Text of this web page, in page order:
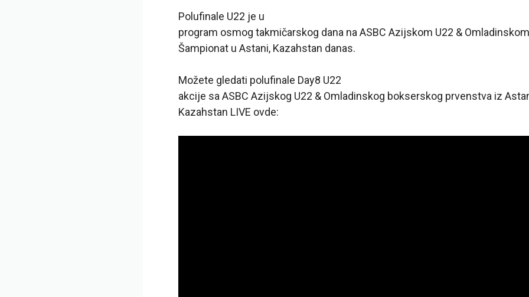
Polufinale U22 je u
program osmog takmičarskog dana na ASBC Azijskom U22 &
Šampionat u Astani, Kazahstan danas.
Možete gledati polufinale Day8 U22
akcije sa ASBC Azijskog U22 & Omladinskog bokserskog prvenstva iz
Kazahstan LIVE ovde: